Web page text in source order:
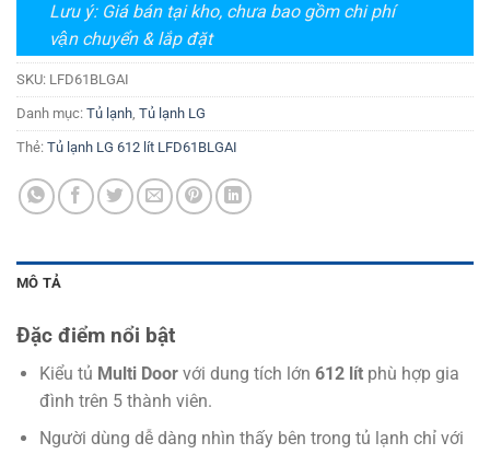
Lưu ý: Giá bán tại kho, chưa bao gồm chi phí
vận chuyển & lắp đặt
SKU: LFD61BLGAI
Danh mục: Tủ lạnh, Tủ lạnh LG
Thẻ: Tủ lạnh LG 612 lít LFD61BLGAI
MÔ TẢ
Đặc điểm nổi bật
Kiểu tủ Multi Doorvới dung tích lớn 612 lít phù hợp gia
đình trên 5 thành viên.
Người dùng dễ dàng nhìn thấy bên trong tủ lạnh chỉ với